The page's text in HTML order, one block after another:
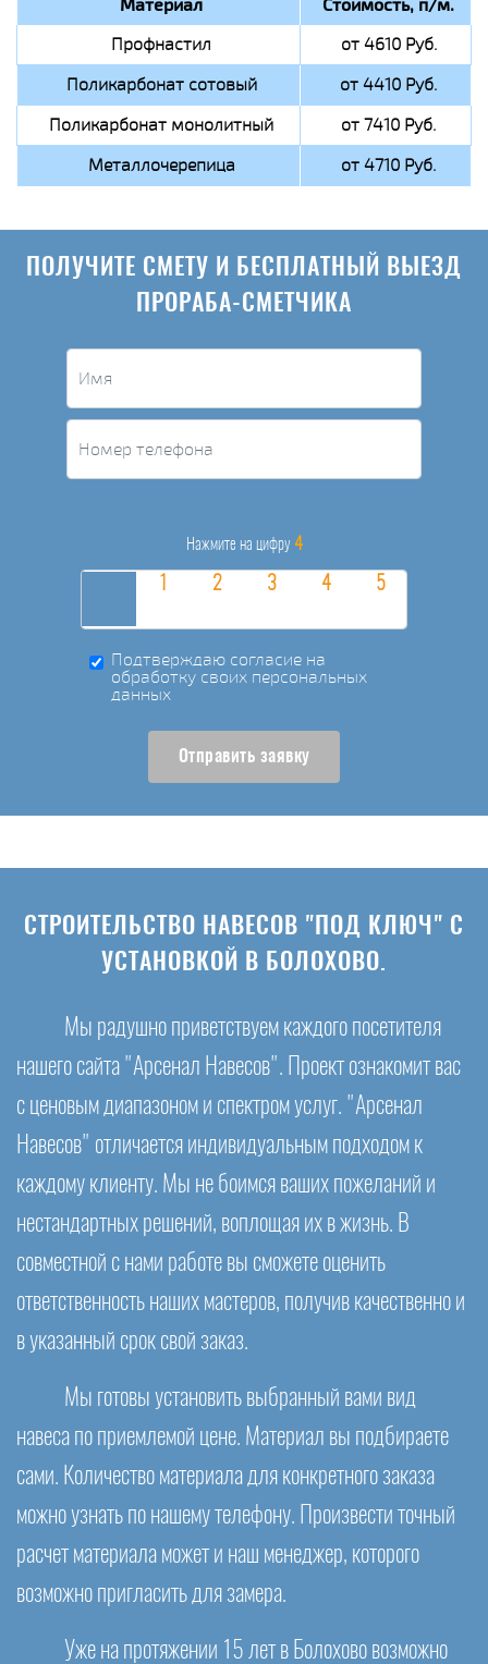
Профнастил
от 4610 Руб.
Поликарбонат сотовый
от 4410 Руб.
Поликарбонат монолитный
от 7410 Руб.
Металлочерепица
от 4710 Руб.
ПОЛУЧИТЕ СМЕТУ И БЕСПЛАТНЫЙ ВЫЕЗД
ПРОРАБА-СМЕТЧИКА
Нажмите на цифру 4
Подтверждаю согласие на
обработку своих персональных
данных
Отправить заявку
СТРОИТЕЛЬСТВО НАВЕСОВ "ПОД КЛЮЧ" С
УСТАНОВКОЙ В БОЛОХОВО.
Мы радушно приветствуем каждого посетителя
нашего сайта "Арсенал Навесов". Проект ознакомит вас
с ценовым диапазоном и спектром услуг. "Арсенал
Навесов" отличается индивидуальным подходом к
каждому клиенту. Мы не боимся ваших пожеланий и
нестандартных решений, воплощая их в жизнь. В
совместной с нами работе вы сможете оценить
ответственность наших мастеров, получив качественно и
в указанный срок свой заказ.
Мы готовы установить выбранный вами вид
навеса по приемлемой цене. Материал вы подбираете
сами. Количество материала для конкретного заказа
можно узнать по нашему телефону. Произвести точный
расчет материала может и наш менеджер, которого
возможно пригласить для замера.
Уже на протяжении 15 лет в Болохово возможно